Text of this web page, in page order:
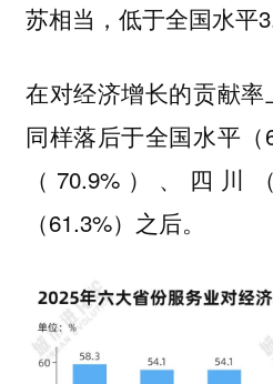
苏相当，低于全国水平
在对经济增长的贡献率
同样落后于全国水平
（70.9%）、四川
（61.3%）之后。